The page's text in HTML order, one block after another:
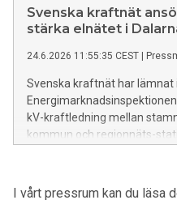
Svenska kraftnät.
Svenska kraftnät
stärka elnätet i
24.6.2026 11:55:35 CEST |
Svenska kraftnät har lämnat
kV-kraftledning mellan
kommun och regionnäts-
robust och driftsäkert
I vårt pressrum kan du läsa